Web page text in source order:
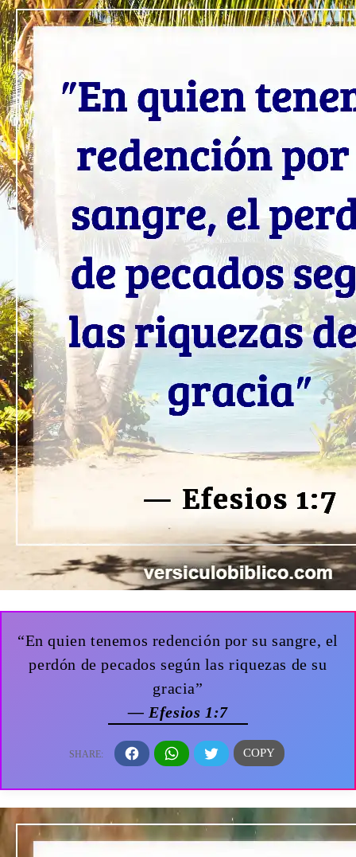
“En quien tenemos redención por su sangre, el
perdón de pecados según las riquezas de su
gracia”
— Efesios 1:7